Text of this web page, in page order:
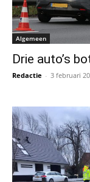
Algemeen
Drie auto’s
Redactie - 3 februari